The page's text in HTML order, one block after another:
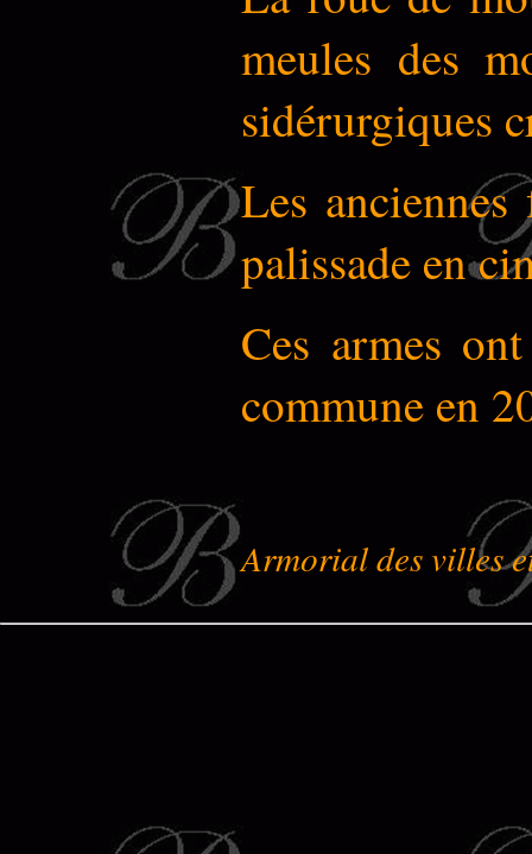
meules des
sidérurgiques
Les
palissade en
Ces armes
commune en
Armorial des villes